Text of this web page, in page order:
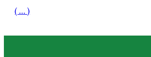
( … )